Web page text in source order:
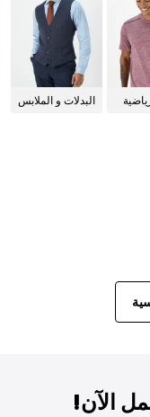
البدلات و الملابس
الآن!